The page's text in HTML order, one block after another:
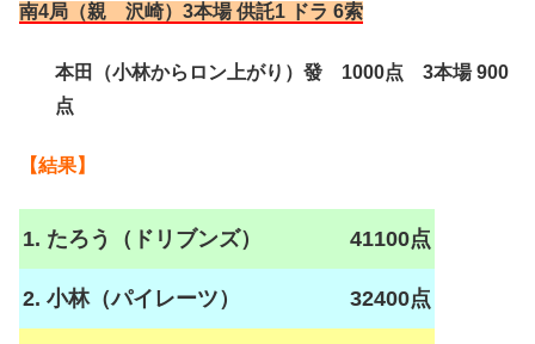
南4局（親 沢崎）3本場 供託1 ドラ 6索
本田（小林からロン上がり）發 1000点 3本場 900
点
【結果】
1. たろう（ドリブンズ） 41100点
2. 小林（パイレーツ） 32400点